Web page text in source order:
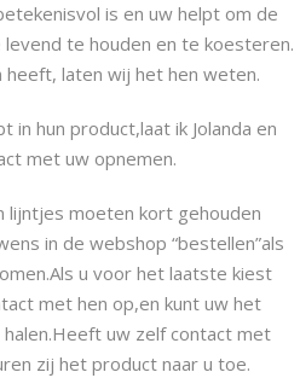
is en uw helpt om de
te houden en te koesteren.
heeft, laten wij het hen weten.
in hun product,laat ik Jolanda en
met uw opnemen.
lijntjes moeten kort gehouden
in de webshop “bestellen”als
u voor het laatste kiest
met hen op,en kunt uw het
uw zelf contact met
zij het product naar u toe.